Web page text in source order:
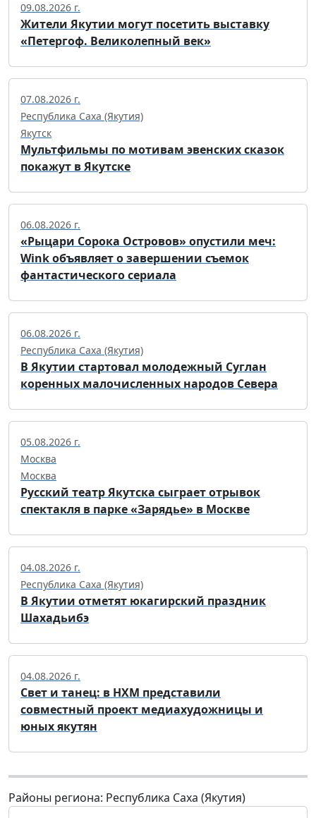
09.08.2026 г.
Жители Якутии могут посетить выставку
«Петергоф. Великолепный век»
07.08.2026 г.
Республика Саха (Якутия)
Якутск
Мультфильмы по мотивам эвенских сказок
покажут в Якутске
06.08.2026 г.
«Рыцари Сорока Островов» опустили меч:
Wink объявляет о завершении съемок
фантастического сериала
06.08.2026 г.
Республика Саха (Якутия)
В Якутии стартовал молодежный Суглан
коренных малочисленных народов Севера
05.08.2026 г.
Москва
Москва
Русский театр Якутска сыграет отрывок
спектакля в парке «Зарядье» в Москве
04.08.2026 г.
Республика Саха (Якутия)
В Якутии отметят юкагирский праздник
Шахадьибэ
04.08.2026 г.
Свет и танец: в НХМ представили
совместный проект медиахудожницы и
юных якутян
Районы региона: Республика Саха (Якутия)